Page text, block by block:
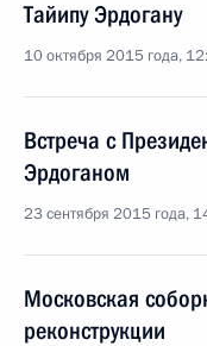
Тайипу Эрдогану
10 октября 2015 года,
Встреча с
Эрдоганом
23 сентября 2015 года,
Московская
реконструкции